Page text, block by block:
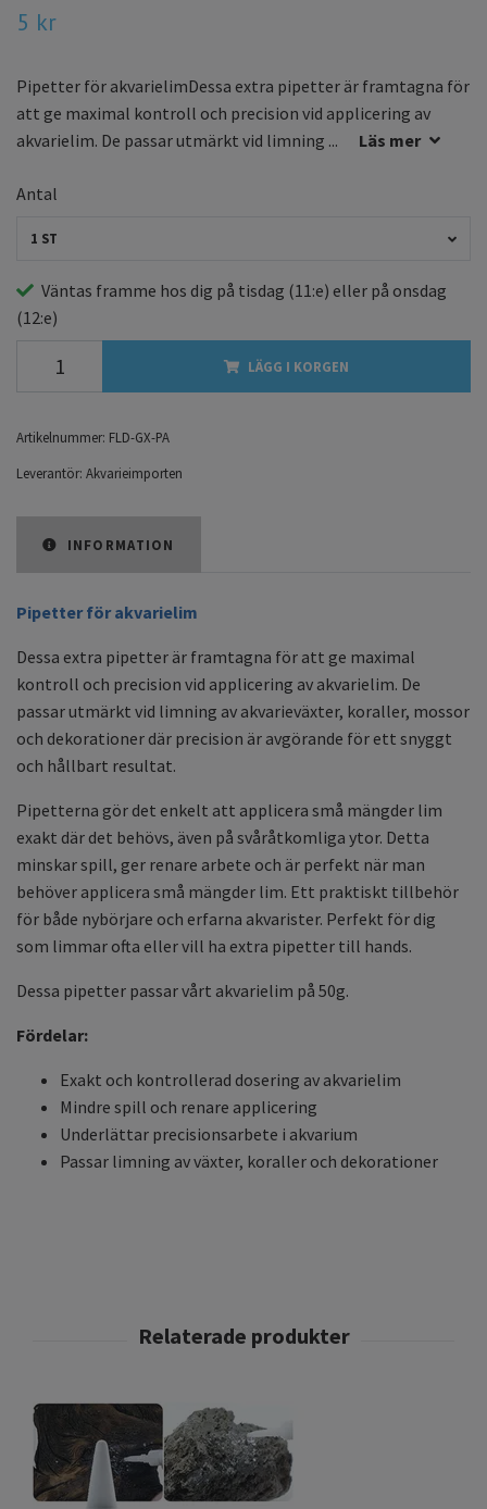
5 kr
Pipetter för akvarielimDessa extra pipetter är framtagna för
att ge maximal kontroll och precision vid applicering av
akvarielim. De passar utmärkt vid limning ...
Läs mer
Antal
1 ST
Väntas framme hos dig på tisdag (11:e) eller på onsdag
(12:e)
LÄGG I KORGEN
Artikelnummer: FLD-GX-PA
Leverantör: Akvarieimporten
INFORMATION
Pipetter för akvarielim
Dessa extra pipetter är framtagna för att ge maximal
kontroll och precision vid applicering av akvarielim. De
passar utmärkt vid limning av akvarieväxter, koraller, mossor
och dekorationer där precision är avgörande för ett snyggt
och hållbart resultat.
Pipetterna gör det enkelt att applicera små mängder lim
exakt där det behövs, även på svåråtkomliga ytor. Detta
minskar spill, ger renare arbete och är perfekt när man
behöver applicera små mängder lim. Ett praktiskt tillbehör
för både nybörjare och erfarna akvarister. Perfekt för dig
som limmar ofta eller vill ha extra pipetter till hands.
Dessa pipetter passar vårt akvarielim på 50g.
Fördelar:
Exakt och kontrollerad dosering av akvarielim
Mindre spill och renare applicering
Underlättar precisionsarbete i akvarium
Passar limning av växter, koraller och dekorationer